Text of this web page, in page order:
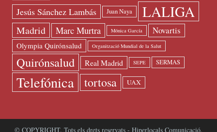
Jesús Sánchez Lambás Juan Naya LALIGA
Madrid Marc Murtra Mónica García Novartis
Olympia Quirónsalud Organització Mundial de la Salut
Quirónsalud Real Madrid SEPE SERMAS
Telefónica tortosa UAX
© COPYRIGHT. Tots els drets reservats - Hiperlocals Comunicació.